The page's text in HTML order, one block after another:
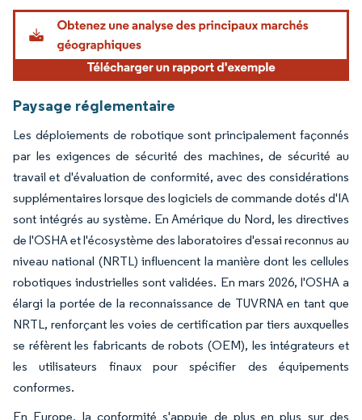
Image © Mordor Intelligence. La réutilisation nécessite une attribution sous CC BY
Paysage réglementaire
Les déploiements de robotique sont principalement façonnés
par les exigences de sécurité des machines, de sécurité au
travail et d'évaluation de conformité, avec des considérations
supplémentaires lorsque des logiciels de commande dotés d'IA
sont intégrés au système. En Amérique du Nord, les directives
de l'OSHA et l'écosystème des laboratoires d'essai reconnus au
niveau national (NRTL) influencent la manière dont les cellules
robotiques industrielles sont validées. En mars 2026, l'OSHA a
élargi la portée de la reconnaissance de TUVRNA en tant que
NRTL, renforçant les voies de certification par tiers auxquelles
se réfèrent les fabricants de robots (OEM), les intégrateurs et
les utilisateurs finaux pour spécifier des équipements
conformes.
En Europe, la conformité s'appuie de plus en plus sur des